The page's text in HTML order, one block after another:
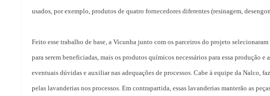
usados, por exemplo, produtos de quatro fornecedores diferentes (resinagem,
Feito esse trabalho de base, a Vicunha junto com os parceiros do projeto
para serem beneficiadas, mais os produtos químicos necessários para essa produção
eventuais dúvidas e auxiliar nas adequações de processos. Cabe à equipe da Nalco,
pelas lavanderias nos processos. Em contrapartida, essas lavanderias manterão as